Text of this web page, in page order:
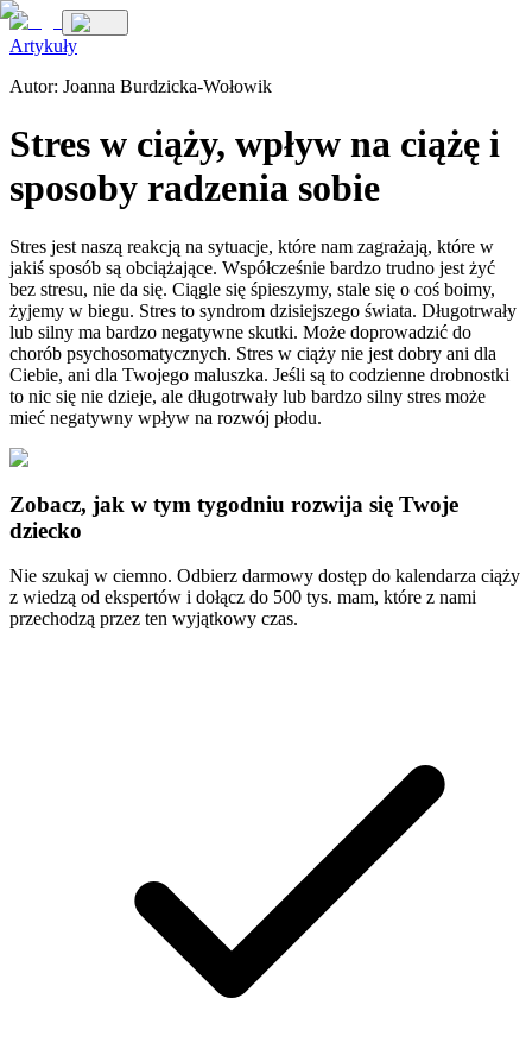
Artykuły
Autor: Joanna Burdzicka-Wołowik
Stres w ciąży, wpływ na ciążę i
sposoby radzenia sobie
Stres jest naszą reakcją na sytuacje, które nam zagrażają, które w
jakiś sposób są obciążające. Współcześnie bardzo trudno jest żyć
bez stresu, nie da się. Ciągle się śpieszymy, stale się o coś boimy,
żyjemy w biegu. Stres to syndrom dzisiejszego świata. Długotrwały
lub silny ma bardzo negatywne skutki. Może doprowadzić do
chorób psychosomatycznych. Stres w ciąży nie jest dobry ani dla
Ciebie, ani dla Twojego maluszka. Jeśli są to codzienne drobnostki
to nic się nie dzieje, ale długotrwały lub bardzo silny stres może
mieć negatywny wpływ na rozwój płodu.
Zobacz, jak w tym tygodniu rozwija się Twoje
dziecko
Nie szukaj w ciemno. Odbierz darmowy dostęp do kalendarza ciąży
z wiedzą od ekspertów i dołącz do 500 tys. mam, które z nami
przechodzą przez ten wyjątkowy czas.